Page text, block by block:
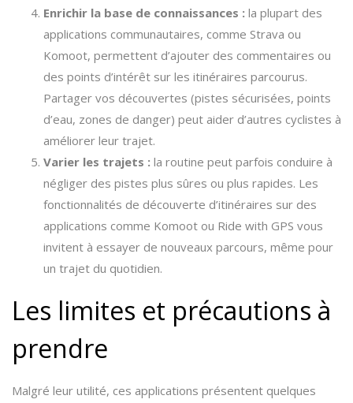
Enrichir la base de connaissances : la plupart des
applications communautaires, comme Strava ou
Komoot, permettent d’ajouter des commentaires ou
des points d’intérêt sur les itinéraires parcourus.
Partager vos découvertes (pistes sécurisées, points
d’eau, zones de danger) peut aider d’autres cyclistes à
améliorer leur trajet.
Varier les trajets : la routine peut parfois conduire à
négliger des pistes plus sûres ou plus rapides. Les
fonctionnalités de découverte d’itinéraires sur des
applications comme Komoot ou Ride with GPS vous
invitent à essayer de nouveaux parcours, même pour
un trajet du quotidien.
Les limites et précautions à
prendre
Malgré leur utilité, ces applications présentent quelques